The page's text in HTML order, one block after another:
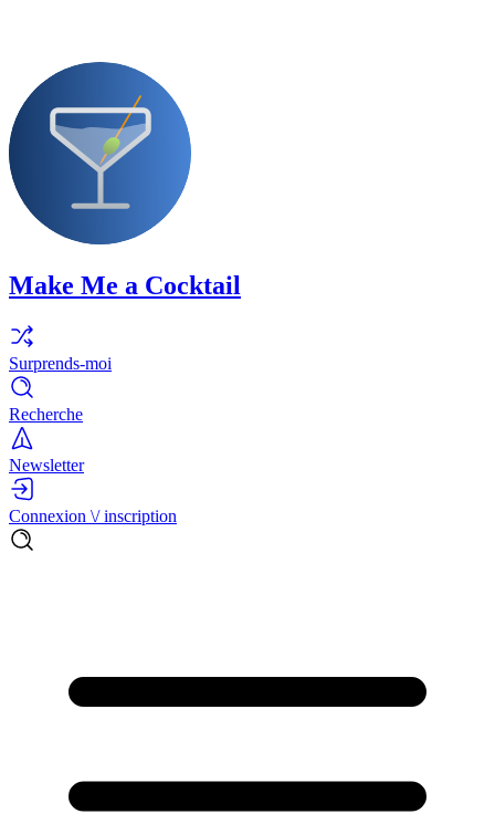
Make Me a Cocktail
Surprends-moi
Recherche
Newsletter
Connexion \/ inscription